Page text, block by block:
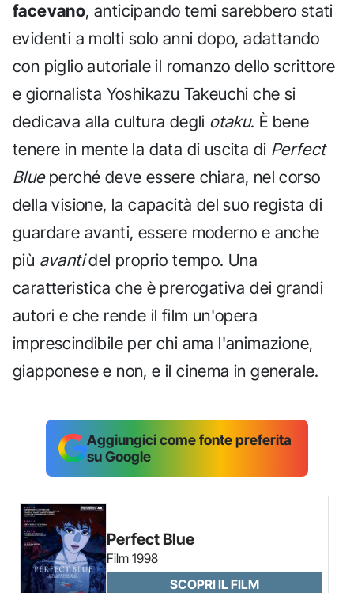
facevano, anticipando temi sarebbero stati
evidenti a molti solo anni dopo, adattando
con piglio autoriale il romanzo dello scrittore
e giornalista Yoshikazu Takeuchi che si
dedicava alla cultura degli otaku. È bene
tenere in mente la data di uscita di Perfect
Blueperché deve essere chiara, nel corso
della visione, la capacità del suo regista di
guardare avanti, essere moderno e anche
più avantidel proprio tempo. Una
caratteristica che è prerogativa dei grandi
autori e che rende il film un'opera
imprescindibile per chi ama l'animazione,
giapponese e non, e il cinema in generale.
Aggiungici come fonte preferita
su Google
Perfect Blue
Film 1998
SCOPRI IL FILM